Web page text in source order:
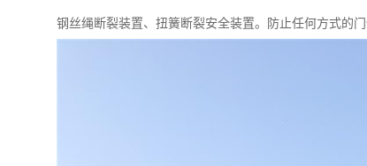
钢丝绳断裂装置、扭簧断裂安全装置。防止任何方式的门